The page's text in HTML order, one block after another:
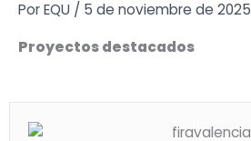
contenido
PorEQU / 5 de noviembre de 2025
Proyectos destacados